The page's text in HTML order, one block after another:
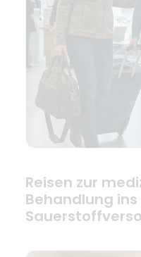
Reisen zur
Behandlung